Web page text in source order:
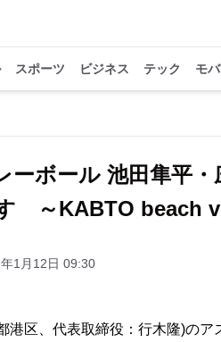
スポーツ ビジネス テック モ
ーボール 池田隼平
～KABTO beach
1月12日 09:30
港区、代表取締役：行木隆)の